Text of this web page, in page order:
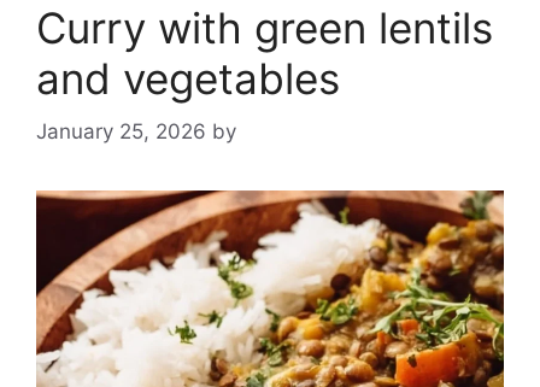
Curry with green lentils
and vegetables
January 25, 2026 by